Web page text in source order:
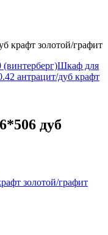
крафт золотой/графит
Шкаф для
антрацит/дуб крафт
дуб